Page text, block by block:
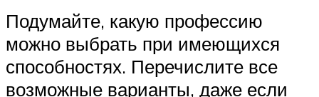
Подумайте, какую профессию
можно выбрать при имеющихся
способностях. Перечислите все
возможные варианты, даже если